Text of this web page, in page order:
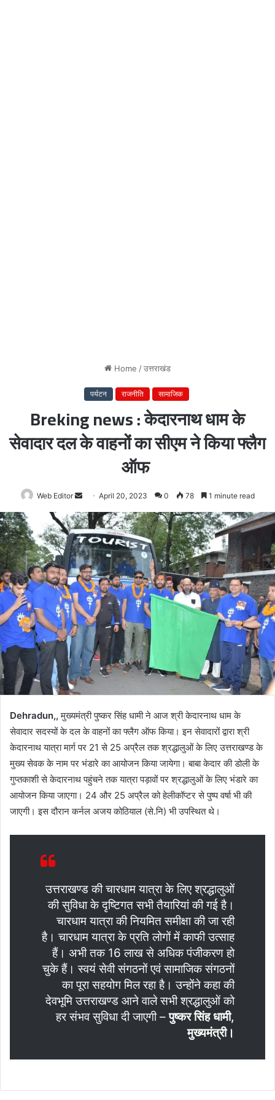
Home /उत्तराखंड
पर्यटन राजनीति सामाजिक
Breking news : केदारनाथ धाम के
सेवादार दल के वाहनों का सीएम ने किया फ्लैग
ऑफ
Web Editor
Send
an
email
April 20, 2023 0 78 1 minute read
Dehradun,, मुख्यमंत्री पुष्कर सिंह धामी ने आज श्री केदारनाथ धाम के
सेवादार सदस्यों के दल के वाहनों का फ्लैग ऑफ किया। इन सेवादारों द्वारा श्री
केदारनाथ यात्रा मार्ग पर 21 से 25 अप्रैल तक श्रद्धालुओं के लिए उत्तराखण्ड के
मुख्य सेवक के नाम पर भंडारे का आयोजन किया जायेगा। बाबा केदार की डोली के
गुप्तकाशी से केदारनाथ पहुंचने तक यात्रा पड़ावों पर श्रद्धालुओं के लिए भंडारे का
आयोजन किया जाएगा। 24 और 25 अप्रैल को हेलीकॉप्टर से पुष्प वर्षा भी की
जाएगी। इस दौरान कर्नल अजय कोठियाल (से.नि) भी उपस्थित थे।
उत्तराखण्ड की चारधाम यात्रा के लिए श्रद्धालुओं
की सुविधा के दृष्टिगत सभी तैयारियां की गई है।
चारधाम यात्रा की नियमित समीक्षा की जा रही
है। चारधाम यात्रा के प्रति लोगों में काफी उत्साह
हैं। अभी तक 16 लाख से अधिक पंजीकरण हो
चुके हैं। स्वयं सेवी संगठनों एवं सामाजिक संगठनों
का पूरा सहयोग मिल रहा है। उन्होंने कहा की
देवभूमि उत्तराखण्ड आने वाले सभी श्रद्धालुओं को
हर संभव सुविधा दी जाएगी –पुष्कर सिंह धामी,
मुख्यमंत्री।